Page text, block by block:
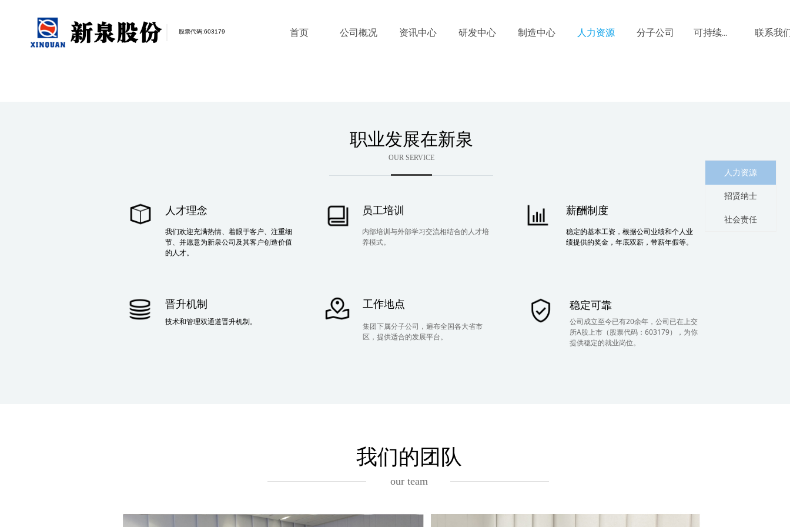
股票代码:603179 首页 公司概况 资讯中心 研发中心 制造中心 人力资源 分子公司 可持续发展 联系我
技术和管理双通道晋升机制。
晋升机制 工作地点
集团下属分子公司，遍布全国各大省市
区，提供适合的发展平台。
公司成立至今已有20余年，公司已在上交
所A股上市（股票代码：603179），为你
提供稳定的就业岗位。
稳定可靠
我们欢迎充满热情、着眼于客户、注重细
节、并愿意为新泉公司及其客户创造价值
的人才。
人才理念
内部培训与外部学习交流相结合的人才培
养模式。
员工培训
稳定的基本工资，根据公司业绩和个人业
绩提供的奖金，年底双薪，带薪年假等。
薪酬制度
职业发展在新泉
OUR SERVICE
我们的团队
our team
人力资源
招贤纳士
社会责任